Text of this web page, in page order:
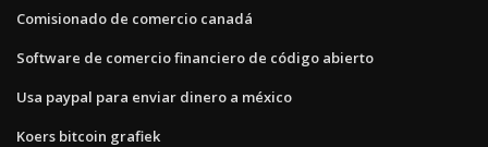
Comisionado de comercio canadá
Software de comercio financiero de código abierto
Usa paypal para enviar dinero a méxico
Koers bitcoin grafiek